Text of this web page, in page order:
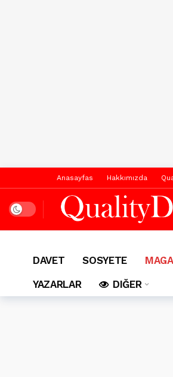
Anasayfas Hakkımızda
Dark mode
DAVET SOSYETE
YAZARLAR
DIĞER